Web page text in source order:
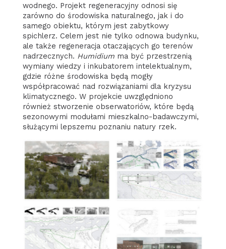
wodnego. Projekt regeneracyjny odnosi się
zarówno do środowiska naturalnego, jak i do
samego obiektu, którym jest zabytkowy
spichlerz. Celem jest nie tylko odnowa budynku,
ale także regeneracja otaczających go terenów
nadrzecznych. Humidium ma być przestrzenią
wymiany wiedzy i inkubatorem intelektualnym,
gdzie różne środowiska będą mogły
współpracować nad rozwiązaniami dla kryzysu
klimatycznego. W projekcie uwzględniono
również stworzenie obserwatoriów, które będą
sezonowymi modułami mieszkalno-badawczymi,
służącymi lepszemu poznaniu natury rzek.